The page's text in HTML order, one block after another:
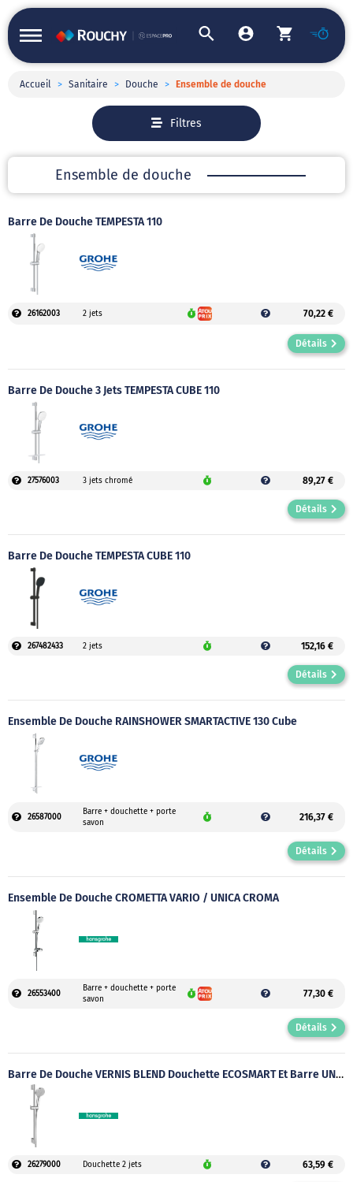
Accueil > Sanitaire > Douche > Ensemble de douche
Filtres
Ensemble de douche
Barre De Douche TEMPESTA 110
26162003 2 jets 70,22 €
Détails
Barre De Douche 3 Jets TEMPESTA CUBE 110
27576003 3 jets chromé 89,27 €
Détails
Barre De Douche TEMPESTA CUBE 110
267482433 2 jets 152,16 €
Détails
Ensemble De Douche RAINSHOWER SMARTACTIVE 130 Cube
26587000
Barre + douchette + porte
savon
216,37 €
Détails
Ensemble De Douche CROMETTA VARIO / UNICA CROMA
26553400
Barre + douchette + porte
savon
77,30 €
Détails
Barre De Douche VERNIS BLEND Douchette ECOSMART Et Barre UNICA
26279000 Douchette 2 jets 63,59 €